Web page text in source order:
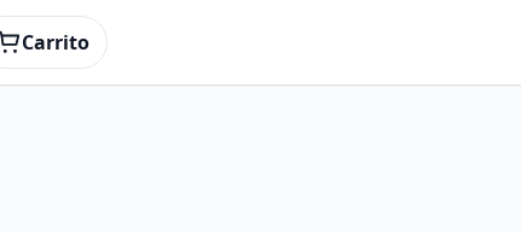
Carrito